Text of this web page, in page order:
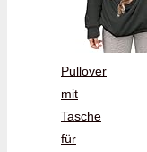
Pullover
mit
Tasche
für